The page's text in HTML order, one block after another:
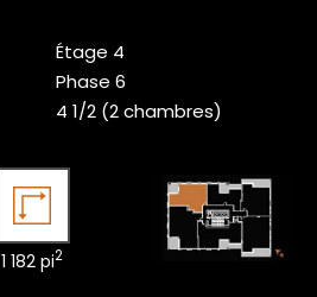
Étage 4
Phase 6
4 1/2 (2 chambres)
1 182 pi2